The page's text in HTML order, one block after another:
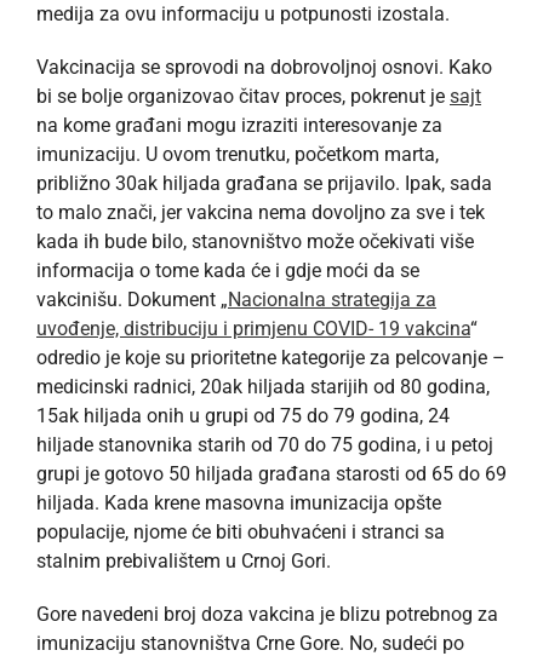
medija za ovu informaciju u potpunosti izostala.
Vakcinacija se sprovodi na dobrovoljnoj osnovi. Kako
bi se bolje organizovao čitav proces, pokrenut je sajt
na kome građani mogu izraziti interesovanje za
imunizaciju. U ovom trenutku, početkom marta,
približno 30ak hiljada građana se prijavilo. Ipak, sada
to malo znači, jer vakcina nema dovoljno za sve i tek
kada ih bude bilo, stanovništvo može očekivati više
informacija o tome kada će i gdje moći da se
vakcinišu. Dokument „Nacionalna strategija za
uvođenje, distribuciju i primjenu COVID- 19 vakcina“
odredio je koje su prioritetne kategorije za pelcovanje –
medicinski radnici, 20ak hiljada starijih od 80 godina,
15ak hiljada onih u grupi od 75 do 79 godina, 24
hiljade stanovnika starih od 70 do 75 godina, i u petoj
grupi je gotovo 50 hiljada građana starosti od 65 do 69
hiljada. Kada krene masovna imunizacija opšte
populacije, njome će biti obuhvaćeni i stranci sa
stalnim prebivalištem u Crnoj Gori.
Gore navedeni broj doza vakcina je blizu potrebnog za
imunizaciju stanovništva Crne Gore. No, sudeći po